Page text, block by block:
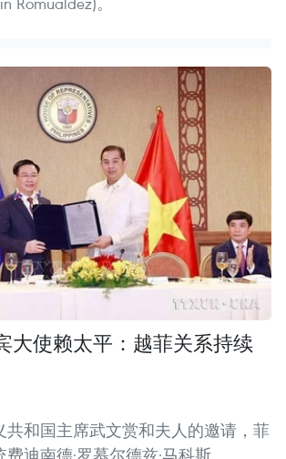
大使赖太平：越菲关系持续
共和国主席武文赏和夫人的邀请，菲
迪南德·罗慕尔德兹·马科斯